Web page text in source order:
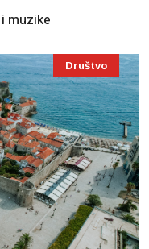
muzike
Društvo